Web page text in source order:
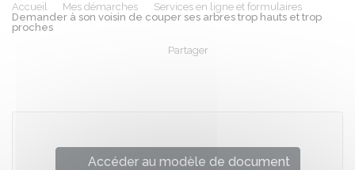
Accueil Mes démarches
Services en ligne et formulaires
Demander à son voisin de couper ses arbres trop hauts et trop
proches
Partager
Accéder au modèle de document